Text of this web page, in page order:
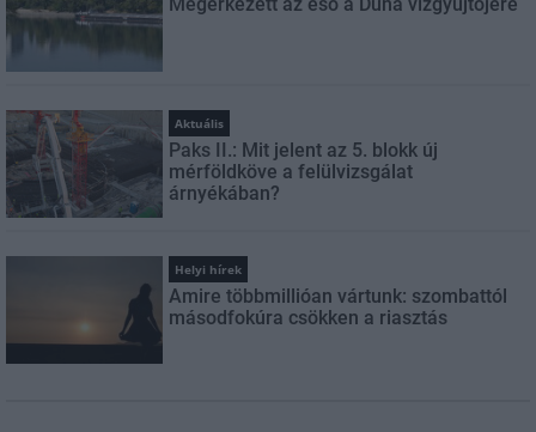
Aktuális
Paks II.: Mit jelent az 5. blokk új
mérföldköve a felülvizsgálat
árnyékában?
Helyi hírek
Amire többmillióan vártunk: szombattól
másodfokúra csökken a riasztás